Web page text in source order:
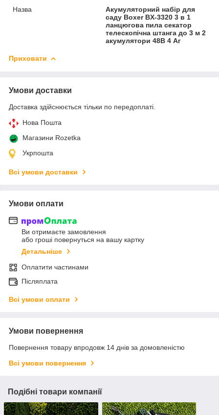
Назва
Акумуляторний набір для
саду Boxer BX-3320 3 в 1
ланцюгова пила секатор
телескопічна штанга до 3 м 2
акумулятори 48В 4 Аг
Приховати
Умови доставки
Доставка здійснюється тільки по передоплаті.
Нова Пошта
Магазини Rozetka
Укрпошта
Всі умови доставки
Умови оплати
Ви отримаєте замовлення
або гроші повернуться на вашу картку
Детальніше
Оплатити частинами
Післяплата
Всі умови оплати
Умови повернення
Повернення товару впродовж 14 днів за домовленістю
Всі умови повернення
Подібні товари компанії